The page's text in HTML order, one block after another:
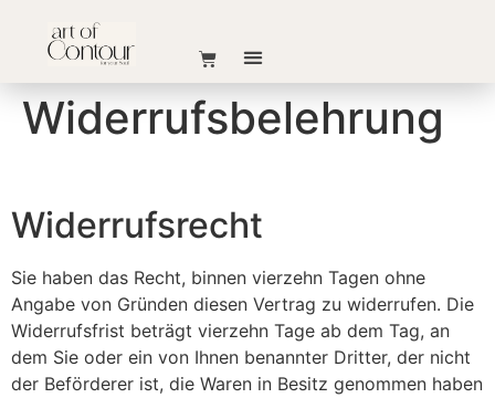
Widerrufsbelehrung
Widerrufsrecht
Sie haben das Recht, binnen vierzehn Tagen ohne
Angabe von Gründen diesen Vertrag zu widerrufen. Die
Widerrufsfrist beträgt vierzehn Tage ab dem Tag, an
dem Sie oder ein von Ihnen benannter Dritter, der nicht
der Beförderer ist, die Waren in Besitz genommen haben